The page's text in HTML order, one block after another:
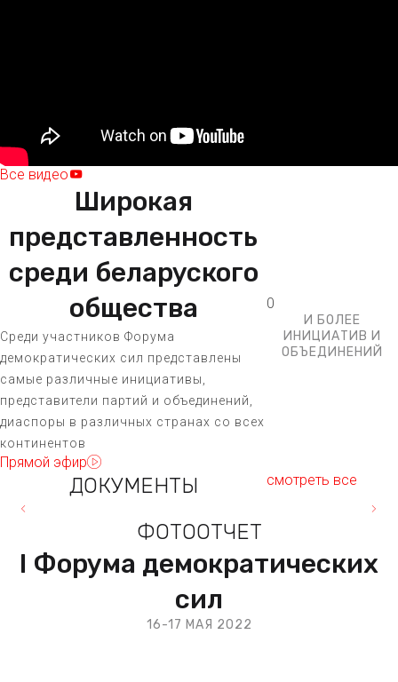
Все видео
Широкая
представленность
среди беларуского
общества
Среди участников Форума
демократических сил представлены
самые различные инициативы,
представители партий и объединений,
диаспоры в различных странах со всех
континентов
Прямой эфир
0
И БОЛЕЕ
ИНИЦИАТИВ И
ОБЪЕДИНЕНИЙ
ДОКУМЕНТЫ смотреть все
ФОТООТЧЕТ
I Форума демократических
сил
16-17 МАЯ 2022